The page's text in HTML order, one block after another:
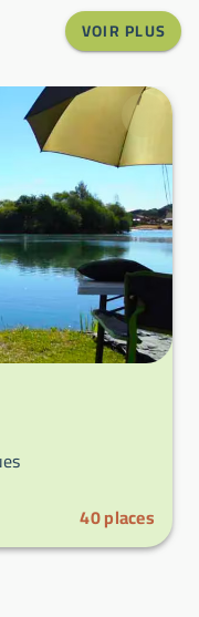
VOIR PLUS
40places